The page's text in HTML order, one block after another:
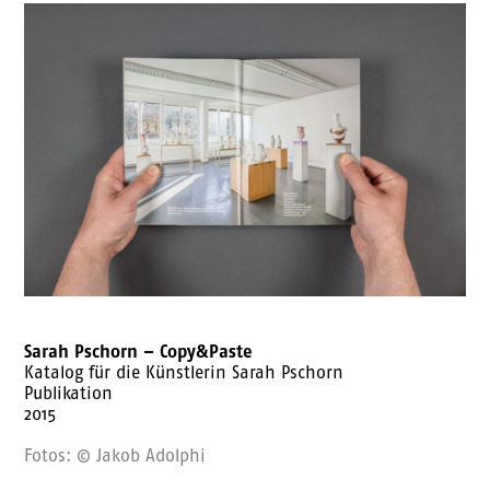
Sarah Pschorn – Copy&Paste
Katalog für die Künstlerin Sarah Pschorn
Publikation
2015
Fotos: © Jakob Adolphi